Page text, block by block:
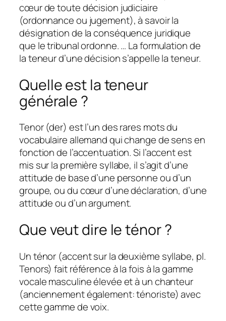
cœur de toute décision judiciaire
(ordonnance ou jugement), à savoir la
désignation de la conséquence juridique
que le tribunal ordonne. … La formulation de
la teneur d’une décision s’appelle la teneur.
Quelle est la teneur
générale ?
Tenor (der) est l’un des rares mots du
vocabulaire allemand qui change de sens en
fonction de l’accentuation. Si l’accent est
mis sur la première syllabe, il s’agit d’une
attitude de base d’une personne ou d’un
groupe, ou du cœur d’une déclaration, d’une
attitude ou d’un argument.
Que veut dire le ténor ?
Un ténor (accent sur la deuxième syllabe, pl.
Tenors) fait référence à la fois à la gamme
vocale masculine élevée et à un chanteur
(anciennement également: ténoriste) avec
cette gamme de voix.